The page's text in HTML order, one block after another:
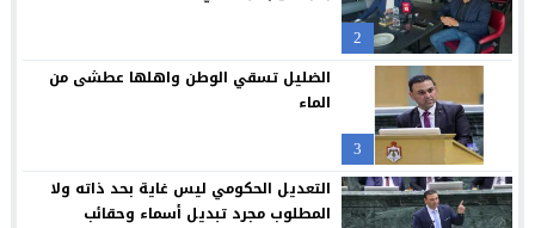
13:17 الرواد ضمن قائمة فوربس لأقوى الرؤساء التنفيذيين في الشرق
13:11 الجامعات الأردنية… استثمار في الإنسان وصناعة المستقبل
2
3
الضليل تسقي الوطن واهلها عطشى من
الماء
التعديل الحكومي ليس غاية بحد ذاته ولا
المطلوب مجرد تبديل أسماء وحقائب